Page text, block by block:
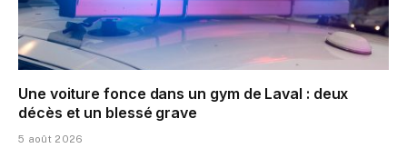
Une voiture fonce dans un gym de Laval : deux
décès et un blessé grave
5 août 2026